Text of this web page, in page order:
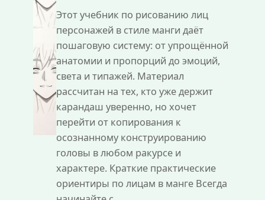
Этот учебник по рисованию лиц
персонажей в стиле манги даёт
пошаговую систему: от упрощённой
анатомии и пропорций до эмоций,
света и типажей. Материал
рассчитан на тех, кто уже держит
карандаш уверенно, но хочет
перейти от копирования к
осознанному конструированию
головы в любом ракурсе и
характере. Краткие практические
ориентиры по лицам в манге Всегда